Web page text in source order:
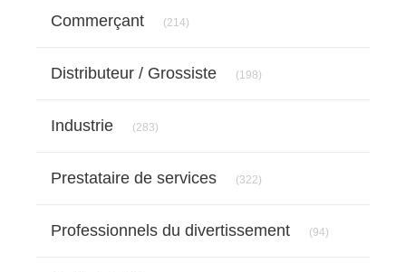
Commerçant (214)
Distributeur / Grossiste (198)
Industrie (283)
Prestataire de services (322)
Professionnels du divertissement (94)